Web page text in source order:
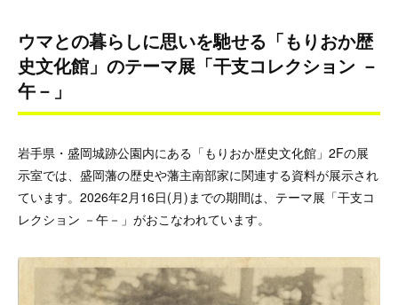
ウマとの暮らしに思いを馳せる「もりおか歴
史文化館」のテーマ展「干支コレクション －
午－」
岩手県・盛岡城跡公園内にある「もりおか歴史文化館」2Fの展
示室では、盛岡藩の歴史や藩主南部家に関連する資料が展示され
ています。2026年2月16日(月)までの期間は、テーマ展「干支コ
レクション －午－」がおこなわれています。